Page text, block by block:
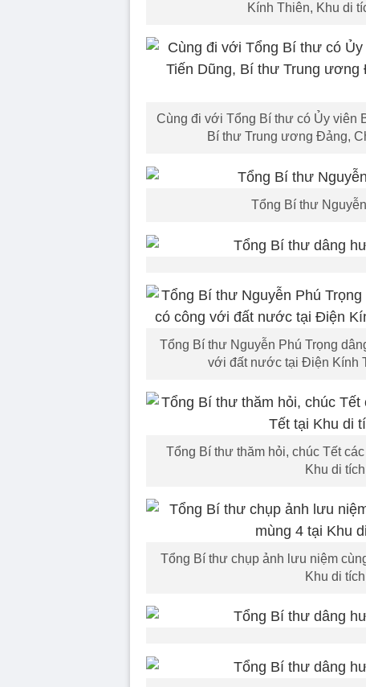
Kính Thiên, Khu di
Cùng đi với Tổng Bí thư có Ủy viên
Bí thư Trung ương Đảng,
Tổng Bí thư
Tổng Bí thư Nguyễn Phú Trọng
với đất nước tại Điện Kính
Tổng Bí thư thăm hỏi, chúc Tết
Khu di
Tổng Bí thư chụp ảnh lưu niệm
Khu di